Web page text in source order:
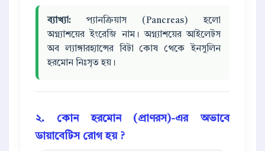
ব্যাখ্যা: প্যানক্রিয়াস (Pancreas) হলো
অগ্ন্যাশয়ের ইংরেজি নাম। অগ্ন্যাশয়ের আইলেটস
অব ল্যাঙ্গারহ্যান্সের বিটা কোষ থেকে ইনসুলিন
হরমোন নিঃসৃত হয়।
২. কোন হরমোন (প্রাণরস)-এর অভাবে
ডায়াবেটিস রোগ হয় ?